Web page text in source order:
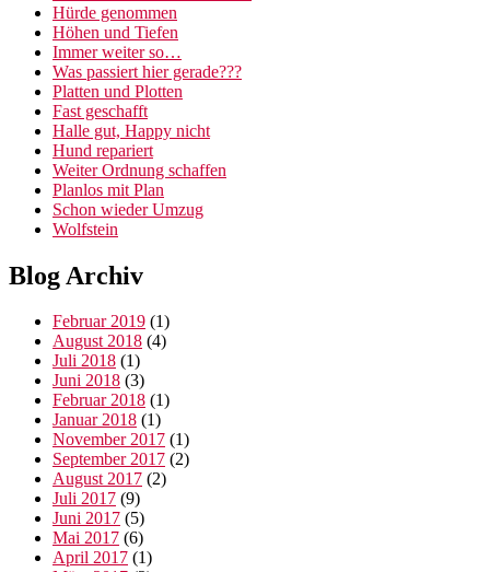
Hürde genommen
Höhen und Tiefen
Immer weiter so…
Was passiert hier gerade???
Platten und Plotten
Fast geschafft
Halle gut, Happy nicht
Hund repariert
Weiter Ordnung schaffen
Planlos mit Plan
Schon wieder Umzug
Wolfstein
Blog Archiv
Februar 2019 (1)
August 2018 (4)
Juli 2018 (1)
Juni 2018 (3)
Februar 2018 (1)
Januar 2018 (1)
November 2017 (1)
September 2017 (2)
August 2017 (2)
Juli 2017 (9)
Juni 2017 (5)
Mai 2017 (6)
April 2017 (1)